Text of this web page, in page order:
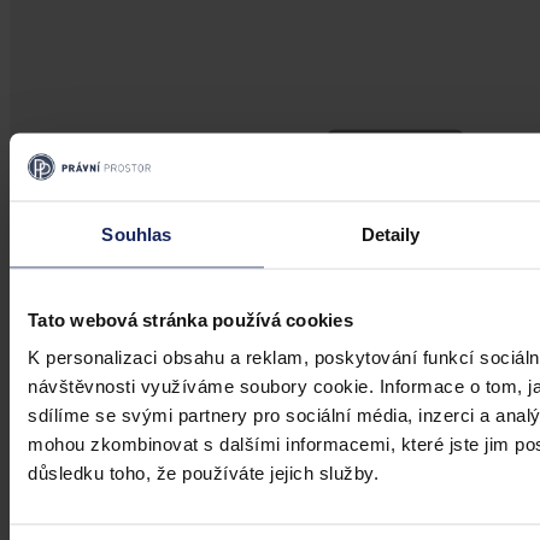
Souhlas Detaily
Tato webová stránka používá cookies
K personalizaci obsahu a reklam, poskytování funkcí
návštěvnosti využíváme soubory cookie. Informace o tom,
sdílíme se svými partnery pro sociální média, inzerci a
mohou zkombinovat s dalšími informacemi, které jste jim
důsledku toho, že používáte jejich služby.
Články